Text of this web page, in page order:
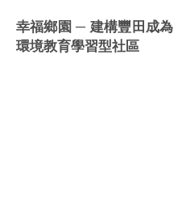
幸福鄉園 ─ 建構豐田成為
環境教育學習型社區